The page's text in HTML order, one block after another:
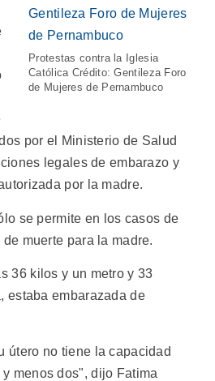
Protestas contra la Iglesia
Católica Crédito: Gentileza Foro
de Mujeres de Pernambuco
por el Ministerio de Salud
legales de embarazo y
por la madre.
se permite en los casos de
muerte para la madre.
36 kilos y un metro y 33
estaba embarazada de
útero no tiene la capacidad
menos dos", dijo Fatima